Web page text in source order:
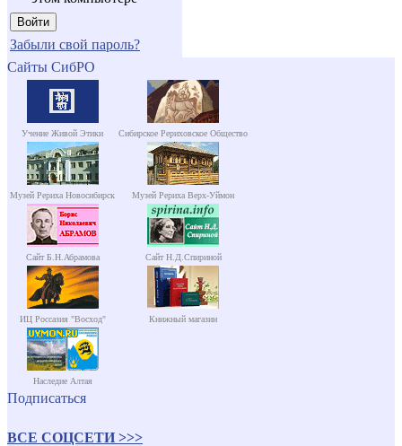
Забыли свой пароль?
Сайты СибРО
Учение Живой Этики Сибирское Рериховское Общество
Музей Рериха Новосибирск Музей Рериха Верх-Уймон
Сайт Б.Н.Абрамова Сайт Н.Д.Спириной
ИЦ Россазия "Восход" Книжный магазин
Наследие Алтая
Подписаться
ВСЕ СОЦСЕТИ >>>